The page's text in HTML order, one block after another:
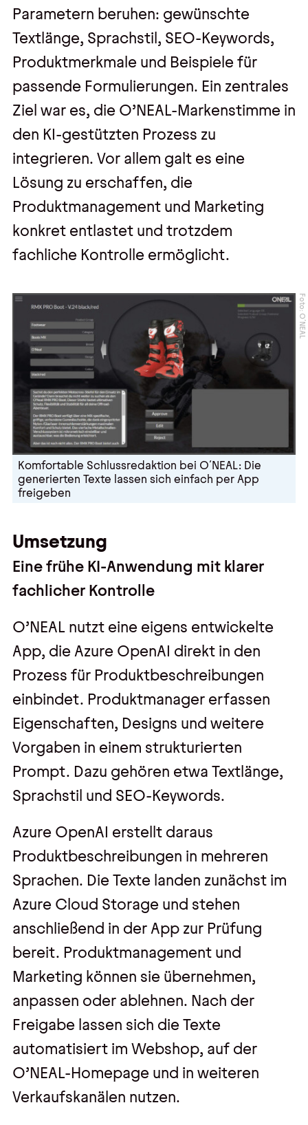
Parametern beruhen: gewünschte
Textlänge, Sprachstil, SEO-Keywords,
Produktmerkmale und Beispiele für
passende Formulierungen. Ein zentrales
Ziel war es, die O’NEAL-Markenstimme in
den KI-gestützten Prozess zu
integrieren. Vor allem galt es eine
Lösung zu erschaffen, die
Produktmanagement und Marketing
konkret entlastet und trotzdem
fachliche Kontrolle ermöglicht.
Komfortable Schlussredaktion bei O´NEAL: Die
generierten Texte lassen sich einfach per App
freigeben
Foto: O´NEAL
Umsetzung
Eine frühe KI-Anwendung mit klarer
fachlicher Kontrolle
O’NEAL nutzt eine eigens entwickelte
App, die Azure OpenAI direkt in den
Prozess für Produktbeschreibungen
einbindet. Produktmanager erfassen
Eigenschaften, Designs und weitere
Vorgaben in einem strukturierten
Prompt. Dazu gehören etwa Textlänge,
Sprachstil und SEO-Keywords.
Azure OpenAI erstellt daraus
Produktbeschreibungen in mehreren
Sprachen. Die Texte landen zunächst im
Azure Cloud Storage und stehen
anschließend in der App zur Prüfung
bereit. Produktmanagement und
Marketing können sie übernehmen,
anpassen oder ablehnen. Nach der
Freigabe lassen sich die Texte
automatisiert im Webshop, auf der
O’NEAL-Homepage und in weiteren
Verkaufskanälen nutzen.